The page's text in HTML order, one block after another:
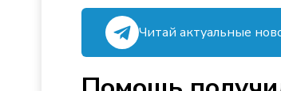
Читай актуальные